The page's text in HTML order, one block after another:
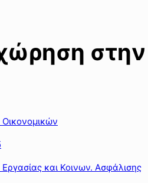
στην
και Κοινων. Ασφάλισης